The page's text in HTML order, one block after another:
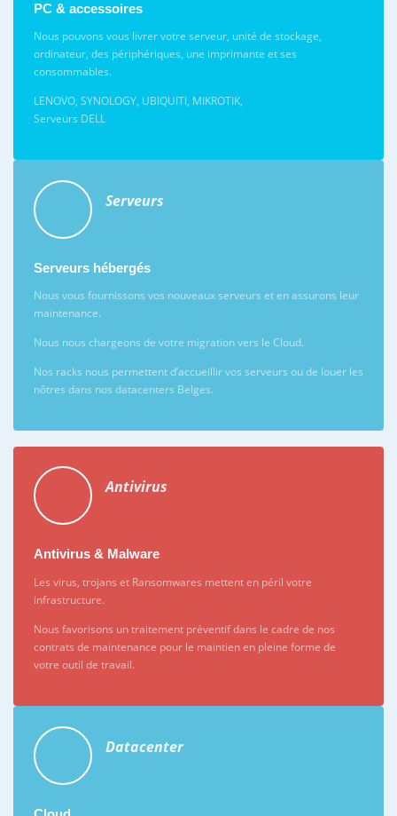
PC & accessoires
Nous pouvons vous livrer votre serveur, unité de stockage,
ordinateur, des périphériques, une imprimante et ses
consommables.
LENOVO, SYNOLOGY, UBIQUITI, MIKROTIK,
Serveurs DELL
Serveurs
Serveurs hébergés
Nous vous fournissons vos nouveaux serveurs et en assurons leur
maintenance.
Nous nous chargeons de votre migration vers le Cloud.
Nos racks nous permettent d’accueillir vos serveurs ou de louer les
nôtres dans nos datacenters Belges.
Antivirus
Antivirus & Malware
Les virus, trojans et Ransomwares mettent en péril votre
infrastructure.
Nous favorisons un traitement préventif dans le cadre de nos
contrats de maintenance pour le maintien en pleine forme de
votre outil de travail.
Datacenter